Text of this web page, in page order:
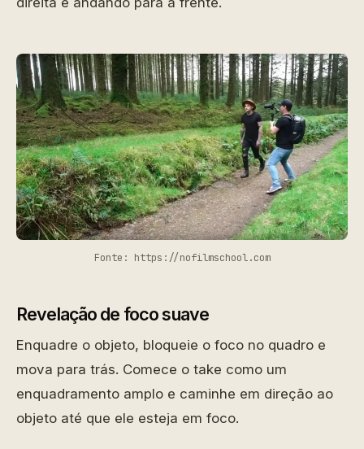
Fonte: https://nofilmschool.com
Revelação de foco suave
Enquadre o objeto, bloqueie o foco no quadro e
mova para trás. Comece o take como um
enquadramento amplo e caminhe em direção ao
objeto até que ele esteja em foco.